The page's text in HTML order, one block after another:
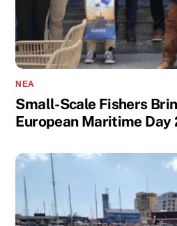
ΝΈΑ
Small-Scale Fishers
European Maritime Day